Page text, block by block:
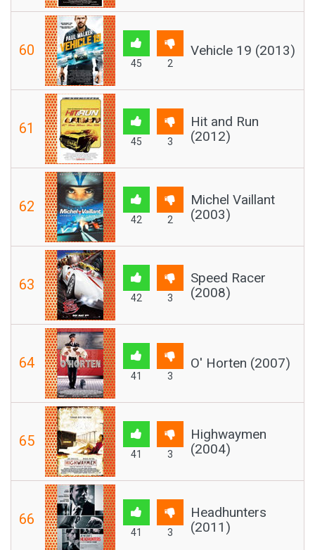
60
45 2
Vehicle 19 (2013)
61
45 3
Hit and Run
(2012)
62
42 2
Michel Vaillant
(2003)
63
42 3
Speed Racer
(2008)
64
41 3
O' Horten (2007)
65
41 3
Highwaymen
(2004)
66
41 3
Headhunters
(2011)